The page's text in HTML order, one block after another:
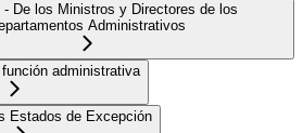
- De los Ministros y Directores de los
Administrativos
administrativa
Estados de Excepción